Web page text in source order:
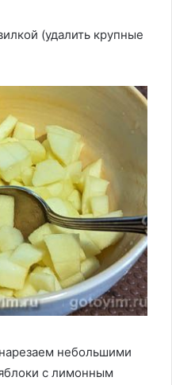
(удалить крупные
небольшими
с лимонным